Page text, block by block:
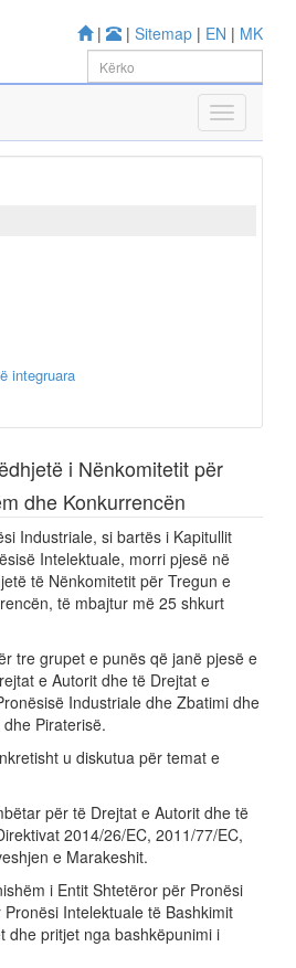
| | Sitemap | EN | MK
integruara
i Nënkomitetit për
dhe Konkurrencën
Industriale, si bartës i Kapitullit
Intelektuale, morri pjesë në
të Nënkomitetit për Tregun e
të mbajtur më 25 shkurt
tre grupet e punës që janë pjesë e
e Autorit dhe të Drejtat e
Industriale dhe Zbatimi dhe
Piraterisë.
u diskutua për temat e
për të Drejtat e Autorit dhe të
2014/26/EC, 2011/77/EC,
e Marakeshit.
i Entit Shtetëror për Pronësi
Intelektuale të Bashkimit
dhe pritjet nga bashkëpunimi i